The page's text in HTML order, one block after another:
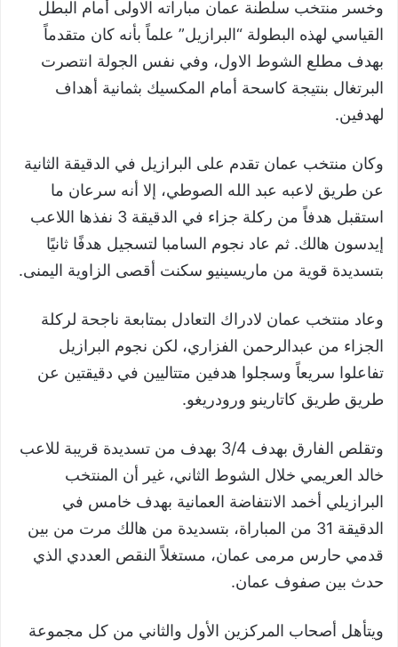
وخسر منتخب سلطنة عمان مباراته الاولى أمام البطل
القياسي لهذه البطولة “البرازيل” علماً بأنه كان متقدماً
بهدف مطلع الشوط الاول، وفي نفس الجولة انتصرت
البرتغال بنتيجة كاسحة أمام المكسيك بثمانية أهداف
لهدفين.
وكان منتخب عمان تقدم على البرازيل في الدقيقة الثانية
عن طريق لاعبه عبد الله الصوطي، إلا أنه سرعان ما
استقبل هدفاً من ركلة جزاء في الدقيقة 3 نفذها اللاعب
إيدسون هالك. ثم عاد نجوم السامبا لتسجيل هدفًا ثانيًا
بتسديدة قوية من ماريسينيو سكنت أقصى الزاوية اليمنى.
وعاد منتخب عمان لادراك التعادل بمتابعة ناجحة لركلة
الجزاء من عبدالرحمن الفزاري، لكن نجوم البرازيل
تفاعلوا سريعاً وسجلوا هدفين متتاليين في دقيقتين عن
طريق طريق كاتارينو ورودريغو.
وتقلص الفارق بهدف 3/4 بهدف من تسديدة قريبة للاعب
خالد العريمي خلال الشوط الثاني، غير أن المنتخب
البرازيلي أخمد الانتفاضة العمانية بهدف خامس في
الدقيقة 31 من المباراة، بتسديدة من هالك مرت من بين
قدمي حارس مرمى عمان، مستغلاً النقص العددي الذي
حدث بين صفوف عمان.
ويتأهل أصحاب المركزين الأول والثاني من كل مجموعة